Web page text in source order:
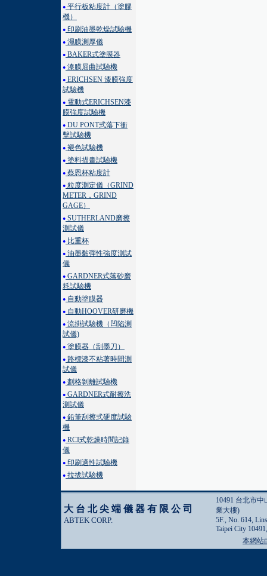
● 平行板粘度計（塗膠
機）
● 印刷油墨乾燥試驗機
● 濕膜測厚儀
● BAKER式塗膜器
● 漆膜屈曲試驗機
● ERICHSEN 漆膜強度
試驗機
● 電動式ERICHSEN漆
膜強度試驗機
● DU PONT式落下衝
擊試驗機
● 褪色試驗機
● 塗料描畫試驗機
● 蔡恩杯粘度計
● 粒度測定儀（GRIND
METER，GRIND
GAGE）
● SUTHERLAND磨擦
測試儀
● 比重杯
● 油墨黏彈性強度測試
儀
● GARDNER式落砂磨
耗試驗機
● 自動塗膜器
● 自動HOOVER研磨機
● 流掛試驗機（凹陷測
試儀)
● 塗膜器（刮墨刀）
● 路標漆不粘著時間測
試儀
● 劃格剝離試驗機
● GARDNER式耐擦洗
測試儀
● 鉛筆刮擦式硬度試驗
機
● RCI式乾燥時間記錄
儀
● 印刷適性試驗機
● 拉拔試驗機
大台北尖端儀器有限公司
ABTEK CORP.
10491 台北市
業大樓)
5F., No. 614,
Taipei City
本網站